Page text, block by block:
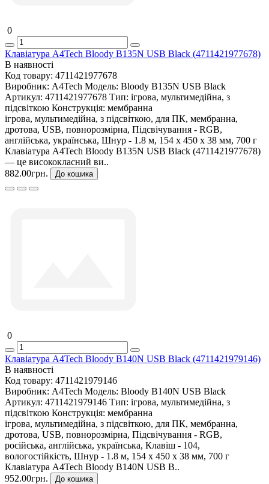
0
Клавіатура A4Tech Bloody B135N USB Black (4711421977678)
В наявності
Код товару: 4711421977678
Виробник: A4Tech Модель: Bloody B135N USB Black
Артикул: 4711421977678 Тип: ігрова, мультимедійна, з
підсвіткою Конструкція: мембранна
ігрова, мультимедійна, з підсвіткою, для ПК, мембранна,
дротова, USB, повнорозмірна, Підсвічування - RGB,
англійська, українська, Шнур - 1.8 м, 154 х 450 х 38 мм, 700 г
Клавіатура A4Tech Bloody B135N USB Black (4711421977678)
— це висококласний ви..
882.00грн.
До кошика
0
Клавіатура A4Tech Bloody B140N USB Black (4711421979146)
В наявності
Код товару: 4711421979146
Виробник: A4Tech Модель: Bloody B140N USB Black
Артикул: 4711421979146 Тип: ігрова, мультимедійна, з
підсвіткою Конструкція: мембранна
ігрова, мультимедійна, з підсвіткою, для ПК, мембранна,
дротова, USB, повнорозмірна, Підсвічування - RGB,
російська, англійська, українська, Клавіш - 104,
вологостійкість, Шнур - 1.8 м, 154 х 450 х 38 мм, 700 г
Клавіатура A4Tech Bloody B140N USB B..
952.00грн.
До кошика